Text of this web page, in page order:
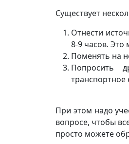
Существует
Отнести
8-9 часов. Это
Поменять на
Попросить
транспортное
При этом надо
вопросе, чтобы
просто можете